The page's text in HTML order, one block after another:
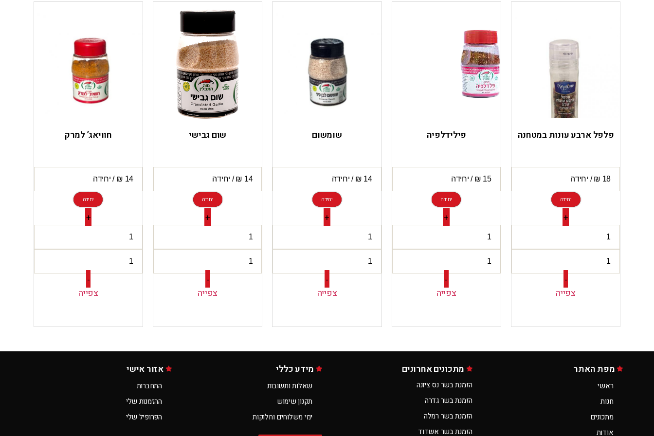
פלפל ארבע עונות במטחנה
יחידה
+
-
צפייה
פילידלפיה
יחידה
+
-
צפייה
שומשום
יחידה
+
-
צפייה
שום גבישי
יחידה
+
-
צפייה
חוויאג’ למרק
יחידה
+
-
צפייה
מפת האתר
ראשי
חנות
מתכונים
אודות
מתכונים אחרונים
הזמנת בשר נס ציונה
הזמנת בשר גדרה
הזמנת בשר רמלה
הזמנת בשר אשדוד
מידע כללי
שאלות ותשובות
תקנון שימוש
ימי משלוחים וחלוקות
אזור אישי
התחברות
ההזמנות שלי
הפרופיל שלי